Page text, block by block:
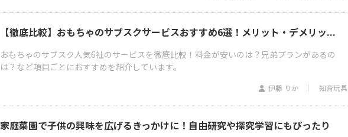
【徹底比較】おもちゃのサブスクサービスおすすめ6選！メリット・デメリッ...
おもちゃのサブスク人気6社のサービスを徹底比較！料金が安いのは？兄弟プランがあるの
は？など項目ごとにおすすめを紹介しています。
伊藤 りか 知育玩具
家庭菜園で子供の興味を広げるきっかけに！自由研究や探究学習にもぴったり